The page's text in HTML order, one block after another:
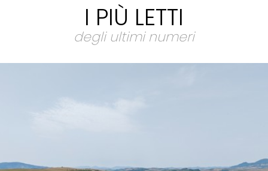
I PIÙ LETTI
degli ultimi numeri